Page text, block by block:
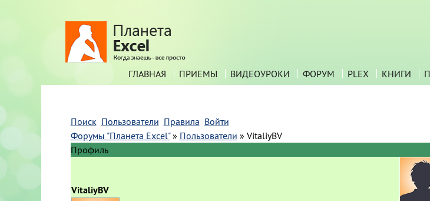
ГЛАВНАЯ ПРИЕМЫ ВИДЕОУРОКИ ФОРУМ PLEX КНИГИ
Поиск Пользователи Правила Войти
Форумы "Планета Excel" » Пользователи » VitaliyBV
Профиль
VitaliyBV